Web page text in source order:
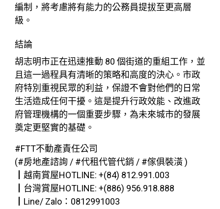
編制，將考慮將有能力的公務員提拔至更高層
級。
結論
胡志明市正在迅速推動 80 個街道的重組工作，並
且這一過程具有清晰的策略和高度的決心。市政
府特別重視民眾的利益，保證不會對他們的日常
生活造成任何干擾。這是提升行政效能、改進政
府管理機構的一個重要步驟，為未來城市的發展
奠定更堅實的基礎。
#FTT不動產責任公司
(#房地產諮詢 / #代租代管代銷 / #傢俱裝潢 )
┃越南賞屋HOTLINE: +(84) 812.991.003
┃台灣賞屋HOTLINE: +(886) 956.918.888
┃Line/ Zalo：0812991003